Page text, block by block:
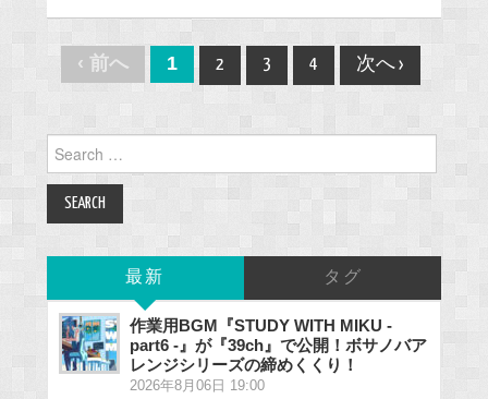
Post
‹ 前へ 1 2 3 4 次へ ›
Search
for:
最新 タグ
作業用BGM『STUDY WITH MIKU -
part6 -』が『39ch』で公開！ボサノバア
レンジシリーズの締めくくり！
2026年8月06日 19:00